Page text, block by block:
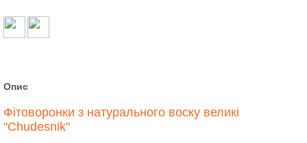
Опис
Фітоворонки з натурального воску великі
"Сhudesnik"